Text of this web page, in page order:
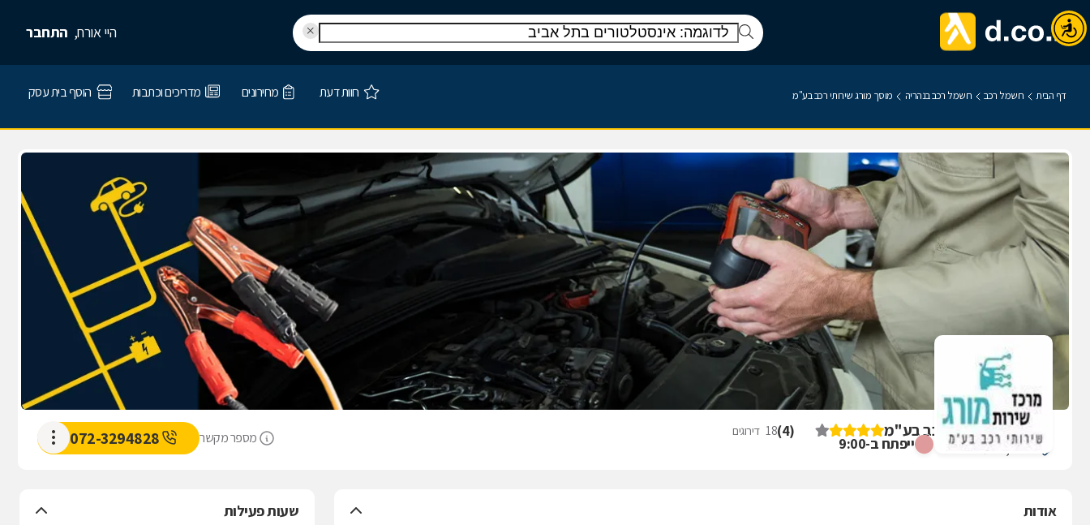
היי אורח, התחבר
דף הבית חשמל רכב חשמל רכב בנהריה מוסך מורג שירותי רכב בע"מ חוות דעת מחירונים מדריכים וכתבות הוסף בית עסק
ייפתח ב-9:00
מוסך מורג שירותי רכב בע"מ (
4
)
18 דירוגים
נהריה, א.ת. דרום
מספר מקשר 072-3294828
אודות שעות פעילות